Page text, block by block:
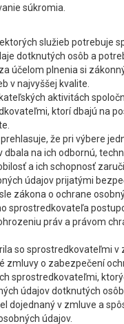
súkromia.
služieb potrebuje
dotknutých osôb a
účelom plnenia si
v najvyššej kvalite.
aktivitách
ktorí dbajú na
že pri výbere
na ich odbornú,
a ich schopnosť
údajov prijatými
zákona o ochrane
sprostredkovateľa
práv a právom
so sprostredkovateľmi v
zmluvy o zabezpečení
sprostredkovateľmi,
údajov dotknutých
dojednaný v zmluve a
údajov.